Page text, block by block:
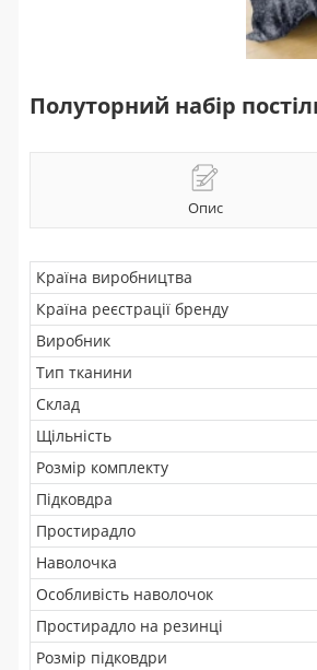
Полуторний набір
Опис
Країна виробництва
Країна реєстрації бренду
Виробник
Тип тканини
Склад
Щільність
Розмір комплекту
Підковдра
Простирадло
Наволочка
Особливість наволочок
Простирадло на резинці
Розмір підковдри